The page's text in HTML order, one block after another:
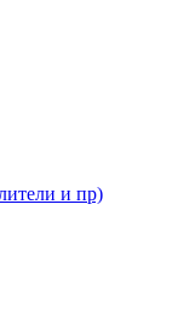
и пр)